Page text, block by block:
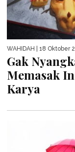
WAHIDAH | 18 Oktober
Gak
Memasak
Karya